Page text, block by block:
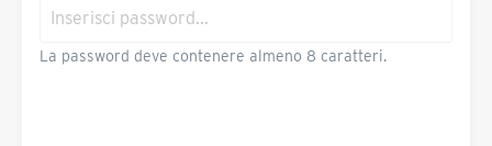
La password deve contenere almeno 8 caratteri.